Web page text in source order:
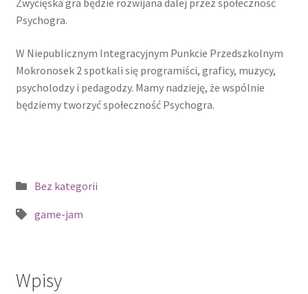
Zwycięska gra będzie rozwijana dalej przez społeczność
Psychogra.
W Niepublicznym Integracyjnym Punkcie Przedszkolnym
Mokronosek 2 spotkali się programiści, graficy, muzycy,
psycholodzy i pedagodzy. Mamy nadzieję, że wspólnie
będziemy tworzyć społeczność Psychogra.
Kategoria:
Bez kategorii
Tagi:
game-jam
Wpisy